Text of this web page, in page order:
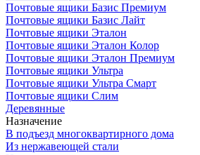
Почтовые ящики Базис Премиум
Почтовые ящики Базис Лайт
Почтовые ящики Эталон
Почтовые ящики Эталон Колор
Почтовые ящики Эталон Премиум
Почтовые ящики Ультра
Почтовые ящики Ультра Смарт
Почтовые ящики Слим
Деревянные
Назначение
В подъезд многоквартирного дома
Из нержавеющей стали